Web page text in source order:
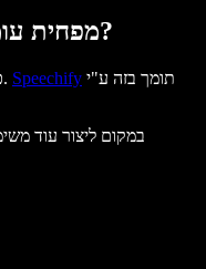
למה Speechify מפחית עומס משימות?
כשמבינים מידע לעומק, צריך פחות משימות. Speechify
במקום ליצור עוד